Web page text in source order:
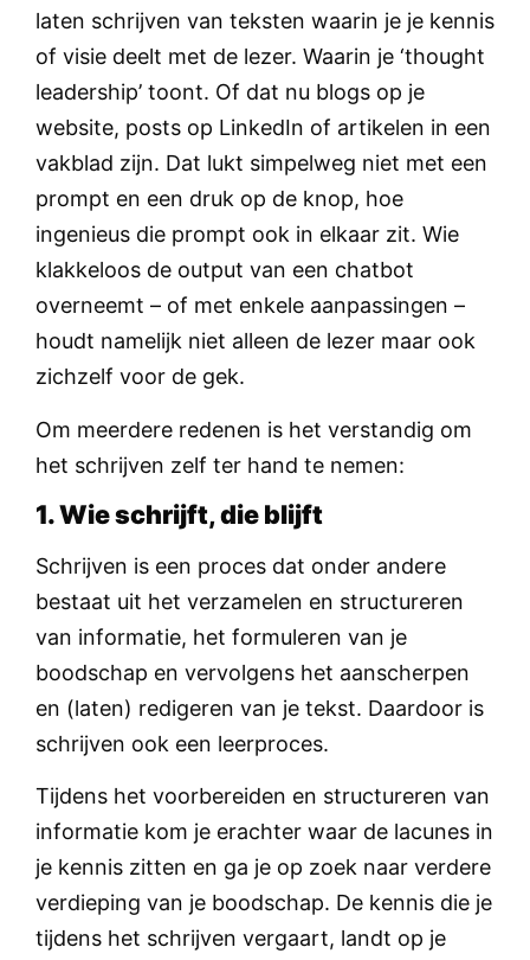
laten schrijven van teksten waarin je je kennis
of visie deelt met de lezer. Waarin je ‘thought
leadership’ toont. Of dat nu blogs op je
website, posts op LinkedIn of artikelen in een
vakblad zijn. Dat lukt simpelweg niet met een
prompt en een druk op de knop, hoe
ingenieus die prompt ook in elkaar zit. Wie
klakkeloos de output van een chatbot
overneemt – of met enkele aanpassingen –
houdt namelijk niet alleen de lezer maar ook
zichzelf voor de gek.
Om meerdere redenen is het verstandig om
het schrijven zelf ter hand te nemen:
1. Wie schrijft, die blijft
Schrijven is een proces dat onder andere
bestaat uit het verzamelen en structureren
van informatie, het formuleren van je
boodschap en vervolgens het aanscherpen
en (laten) redigeren van je tekst. Daardoor is
schrijven ook een leerproces.
Tijdens het voorbereiden en structureren van
informatie kom je erachter waar de lacunes in
je kennis zitten en ga je op zoek naar verdere
verdieping van je boodschap. De kennis die je
tijdens het schrijven vergaart, landt op je